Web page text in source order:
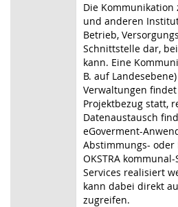
Die
und anderen
Betrieb,
Schnittstelle dar,
kann. Eine
B. auf
Verwaltungen
Projektbezug statt,
Datenaustausch
eGoverment-
Abstimmungs-
OKSTRA
Services realisiert
kann dabei direkt
zugreifen.